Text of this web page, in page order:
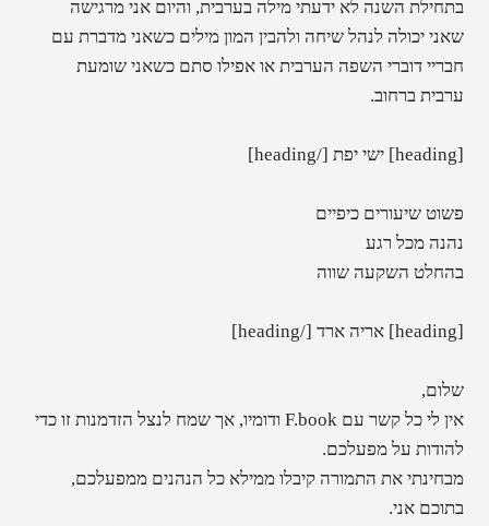
בתחילת השנה לא ידעתי מילה בערבית, והיום אני מרגישה
שאני יכולה לנהל שיחה ולהבין המון מילים כשאני מדברת עם
חבריי דוברי השפה הערבית או אפילו סתם כשאני שומעת
ערבית ברחוב.
פשוט שיעורים כיפיים
נהנה מכל רגע
בהחלט השקעה שווה
שלום,
אין לי כל קשר עם F.book ודומיו, אך שמח לנצל הזדמנות זו כדי
להודות על מפעלכם.
מבחינתי את התמורה קיבלו ממילא כל הנהנים ממפעלכם,
בתוכם אני.